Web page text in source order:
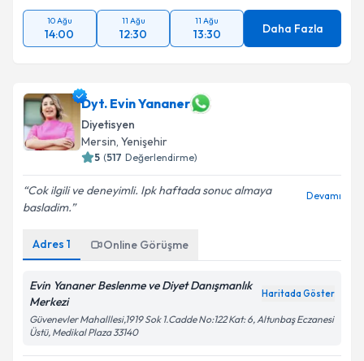
10 Ağu
14:00
11 Ağu
12:30
11 Ağu
13:30 Daha Fazla
Dyt. Evin Yananer
Diyetisyen
Mersin, Yenişehir
5 (517 Değerlendirme)
Cok ilgili ve deneyimli. Ipk haftada sonuc almaya
basladim.
Devamı
Adres 1 Online Görüşme
Evin Yananer Beslenme ve Diyet Danışmanlık
Merkezi
Haritada Göster
Güvenevler Mahalllesi,1919 Sok 1.Cadde No:122 Kat: 6, Altunbaş Eczanesi
Üstü, Medikal Plaza 33140